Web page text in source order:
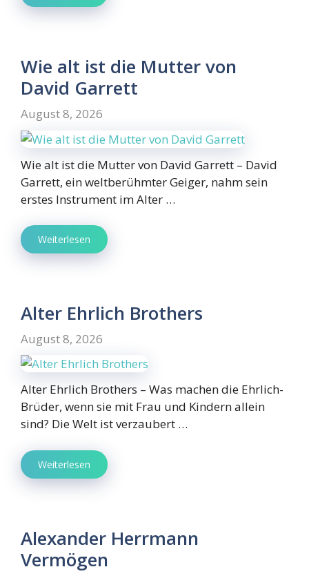
Wie alt ist die Mutter von
David Garrett
August 8, 2026
Wie alt ist die Mutter von David Garrett – David
Garrett, ein weltberühmter Geiger, nahm sein
erstes Instrument im Alter …
Weiterlesen
Alter Ehrlich Brothers
August 8, 2026
Alter Ehrlich Brothers – Was machen die Ehrlich-
Brüder, wenn sie mit Frau und Kindern allein
sind? Die Welt ist verzaubert …
Weiterlesen
Alexander Herrmann
Vermögen